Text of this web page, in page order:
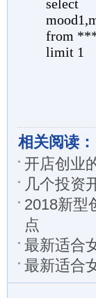
相关阅读：
开店创业
几个投资
2018新型
点
最新适合
最新适合